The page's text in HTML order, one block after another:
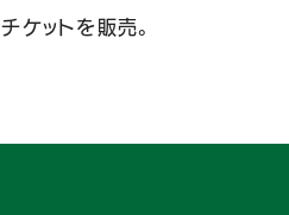
ケットを販売。